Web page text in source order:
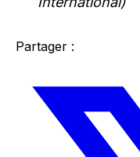
Partager :